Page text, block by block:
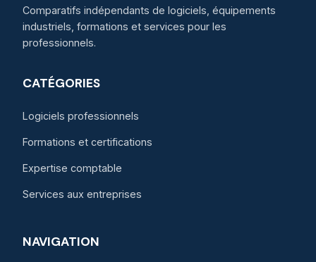
Comparatifs indépendants de logiciels, équipements
industriels, formations et services pour les
professionnels.
CATÉGORIES
Logiciels professionnels
Formations et certifications
Expertise comptable
Services aux entreprises
NAVIGATION